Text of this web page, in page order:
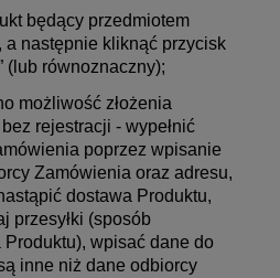
będący przedmiotem
a następnie kliknąć przycisk
(lub równoznaczny);
możliwość złożenia
rejestracji - wypełnić
poprzez wpisanie
Zamówienia oraz adresu,
dostawa Produktu,
przesyłki (sposób
Produktu), wpisać dane do
inne niż dane odbiorcy